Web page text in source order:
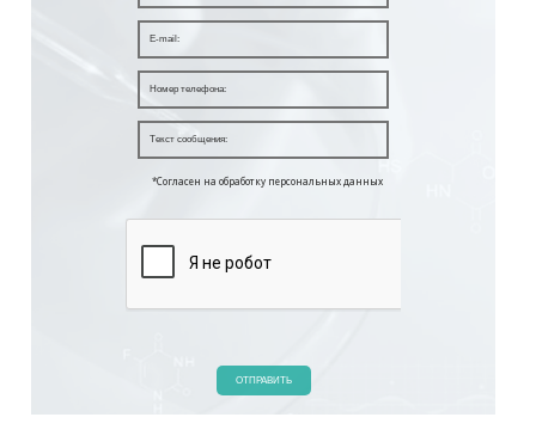
*Согласен на обработку персональных данных
ОТПРАВИТЬ